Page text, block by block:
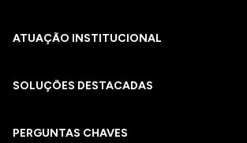
ATUAÇÃO INSTITUCIONAL
SOLUÇÕES DESTACADAS
PERGUNTAS CHAVES​